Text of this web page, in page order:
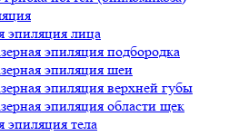
эпиляция лица
эпиляция подбородка
эпиляция шеи
эпиляция верхней губы
эпиляция области щек
эпиляция тела